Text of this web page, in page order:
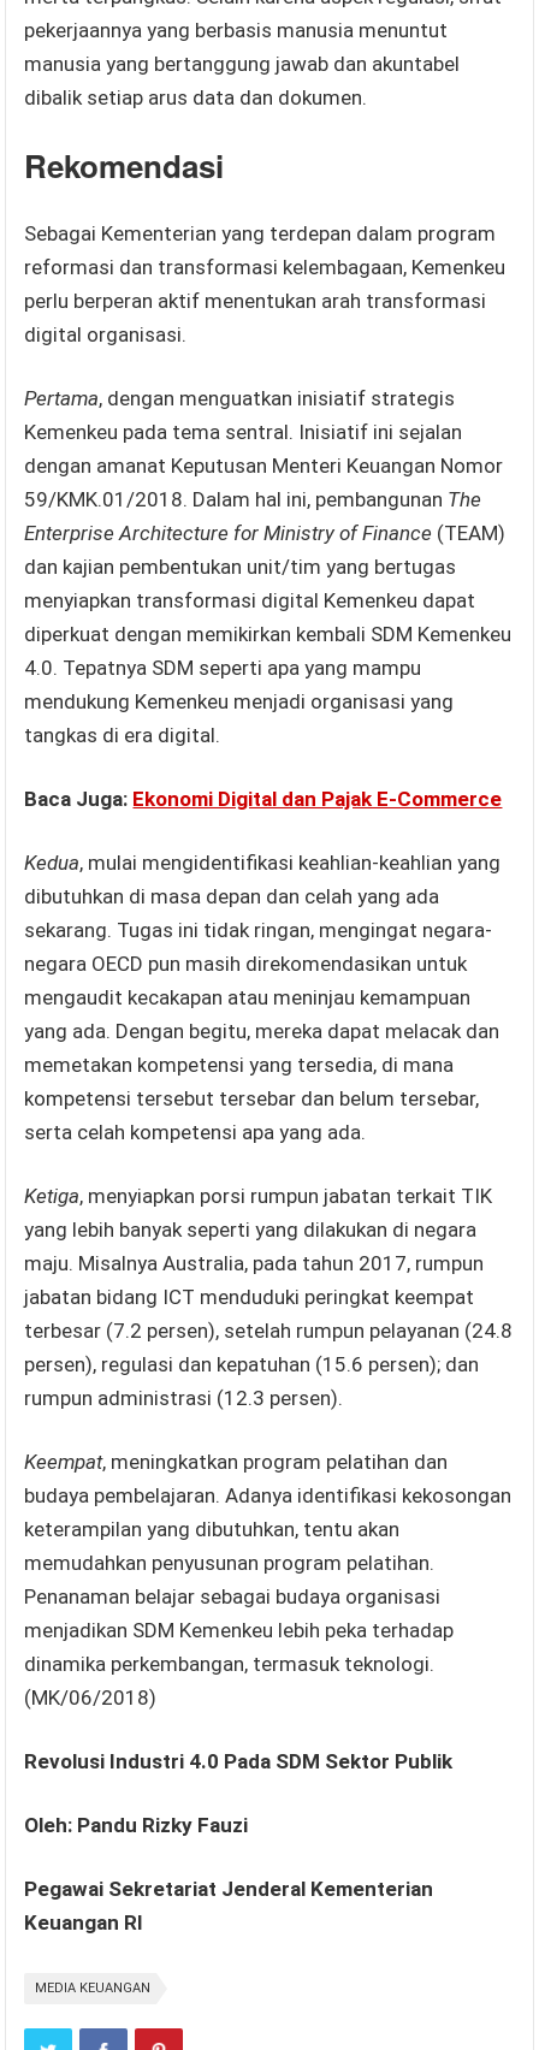
pekerjaannya yang berbasis manusia menuntut
manusia yang bertanggung jawab dan akuntabel
dibalik setiap arus data dan dokumen.
Rekomendasi
Sebagai Kementerian yang terdepan dalam program
reformasi dan transformasi kelembagaan, Kemenkeu
perlu berperan aktif menentukan arah transformasi
digital organisasi.
Pertama, dengan menguatkan inisiatif strategis
Kemenkeu pada tema sentral. Inisiatif ini sejalan
dengan amanat Keputusan Menteri Keuangan Nomor
59/KMK.01/2018. Dalam hal ini, pembangunan The
Enterprise Architecture for Ministry of Finance (TEAM)
dan kajian pembentukan unit/tim yang bertugas
menyiapkan transformasi digital Kemenkeu dapat
diperkuat dengan memikirkan kembali SDM Kemenkeu
4.0. Tepatnya SDM seperti apa yang mampu
mendukung Kemenkeu menjadi organisasi yang
tangkas di era digital.
Baca Juga: Ekonomi Digital dan Pajak E-Commerce
Kedua, mulai mengidentifikasi keahlian-keahlian yang
dibutuhkan di masa depan dan celah yang ada
sekarang. Tugas ini tidak ringan, mengingat negara-
negara OECD pun masih direkomendasikan untuk
mengaudit kecakapan atau meninjau kemampuan
yang ada. Dengan begitu, mereka dapat melacak dan
memetakan kompetensi yang tersedia, di mana
kompetensi tersebut tersebar dan belum tersebar,
serta celah kompetensi apa yang ada.
Ketiga, menyiapkan porsi rumpun jabatan terkait TIK
yang lebih banyak seperti yang dilakukan di negara
maju. Misalnya Australia, pada tahun 2017, rumpun
jabatan bidang ICT menduduki peringkat keempat
terbesar (7.2 persen), setelah rumpun pelayanan (24.8
persen), regulasi dan kepatuhan (15.6 persen); dan
rumpun administrasi (12.3 persen).
Keempat, meningkatkan program pelatihan dan
budaya pembelajaran. Adanya identifikasi kekosongan
keterampilan yang dibutuhkan, tentu akan
memudahkan penyusunan program pelatihan.
Penanaman belajar sebagai budaya organisasi
menjadikan SDM Kemenkeu lebih peka terhadap
dinamika perkembangan, termasuk teknologi.
(MK/06/2018)
Revolusi Industri 4.0 Pada SDM Sektor Publik
Oleh: Pandu Rizky Fauzi
Pegawai Sekretariat Jenderal Kementerian
Keuangan RI
MEDIA KEUANGAN